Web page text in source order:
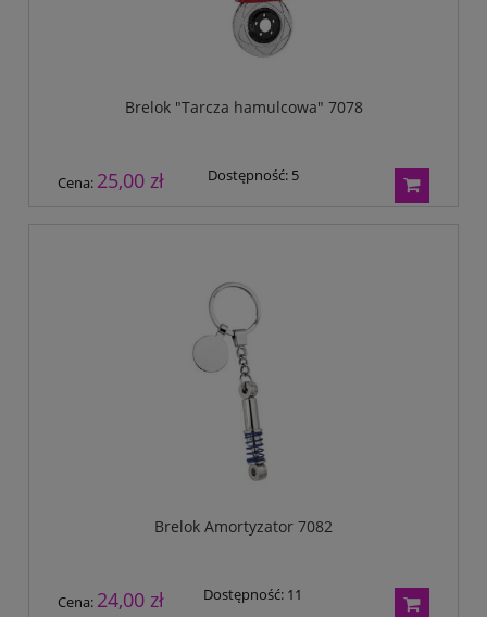
Brelok "Tarcza hamulcowa" 7078
Cena: 25,00 zł Dostępność: 5
Brelok Amortyzator 7082
Cena: 24,00 zł Dostępność: 11